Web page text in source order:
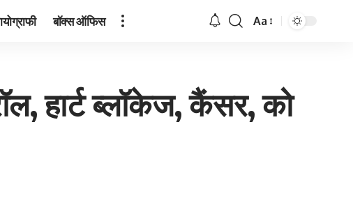
बॉक्स ऑफिस Aa
हार्ट ब्लॉकेज, कैंसर, को